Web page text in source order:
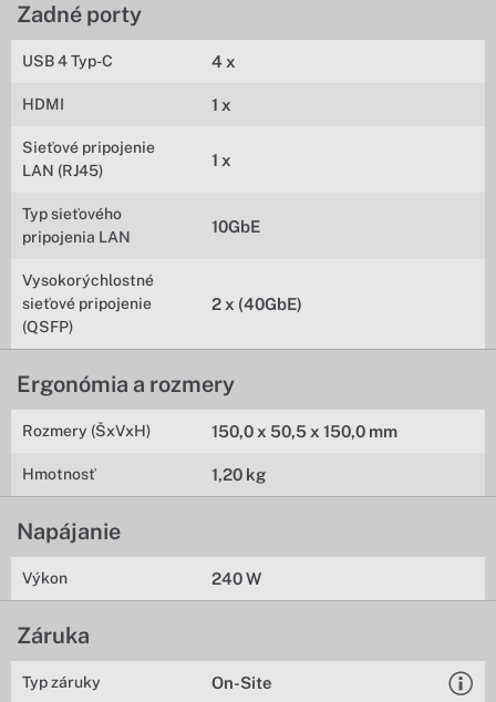
Zadné porty
USB 4 Typ-C 4 x
HDMI 1 x
Sieťové pripojenie
LAN (RJ45)
1 x
Typ sieťového
pripojenia LAN
10GbE
Vysokorýchlostné
sieťové pripojenie
(QSFP)
2 x (40GbE)
Ergonómia a rozmery
Rozmery (ŠxVxH) 150,0 x 50,5 x 150,0 mm
Hmotnosť 1,20 kg
Napájanie
Výkon 240 W
Záruka
Typ záruky On-Site